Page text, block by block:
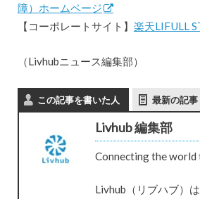
障）ホームページ
【コーポレートサイト】 楽天LIFULL
（Livhubニュース編集部）
この記事を書いた人 最新の記事
Livhub 編集部
Connecting the world
Livhub（リブハブ）